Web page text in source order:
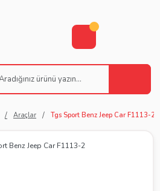
Araçlar Tgs Sport Benz Jeep Car F1113-2